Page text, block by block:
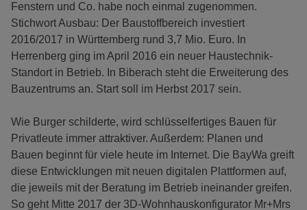
Fenstern und Co. habe noch einmal zugenommen.
Stichwort Ausbau: Der Baustoffbereich investiert
2016/2017 in Württemberg rund 3,7 Mio. Euro. In
Herrenberg ging im April 2016 ein neuer Haustechnik-
Standort in Betrieb. In Biberach steht die Erweiterung des
Bauzentrums an. Start soll im Herbst 2017 sein.
Wie Burger schilderte, wird schlüsselfertiges Bauen für
Privatleute immer attraktiver. Außerdem: Planen und
Bauen beginnt für viele heute im Internet. Die BayWa greift
diese Entwicklungen mit neuen digitalen Plattformen auf,
die jeweils mit der Beratung im Betrieb ineinander greifen.
So geht Mitte 2017 der 3D-Wohnhauskonfigurator Mr+Mrs